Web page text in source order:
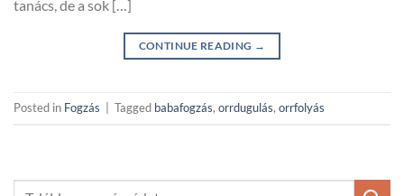
tanács, de a sok […]
CONTINUE READING →
Posted in Fogzás Tagged babafogzás, orrdugulás, orrfolyás